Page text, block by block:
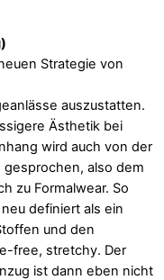
Strategie von
auszustatten.
Ästhetik bei
wird auch von der
also dem
zu Formalwear. So
definiert als ein
und den
free, stretchy. Der
ist dann eben nicht